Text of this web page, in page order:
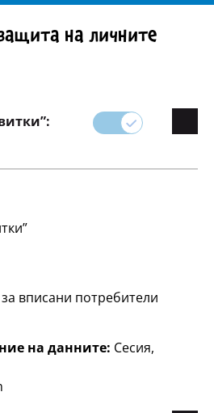
материали има
от химикалки,
ви помогнат да бъдете
на личните
за вписани потребители
на данните: Сесия,